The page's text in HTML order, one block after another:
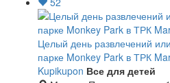
Целый день развлечений
парке Monkey Park в ТРК
Kupikupon Все для детей